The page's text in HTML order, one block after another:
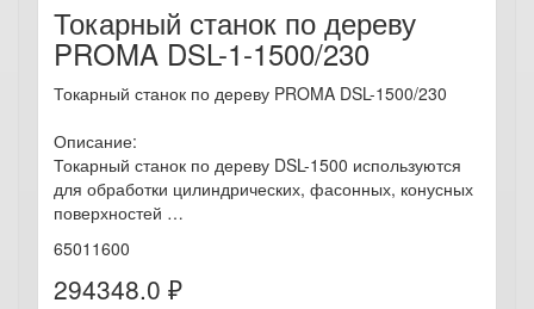
Токарный станок по дереву
PROMA DSL-1-1500/230
Токарный станок по дереву PROMA DSL-1500/230
Описание:
Токарный станок по дереву DSL-1500 используются
для обработки цилиндрических, фасонных, конусных
поверхностей …
65011600
294348.0 ₽